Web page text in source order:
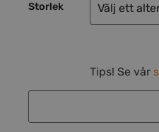
Storlek
Tips! Se vår